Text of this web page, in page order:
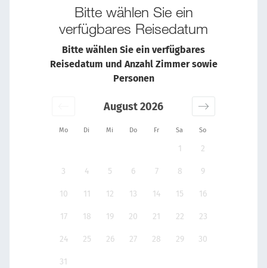
Bitte wählen Sie ein
verfügbares Reisedatum
Bitte wählen Sie ein verfügbares
Reisedatum und Anzahl Zimmer sowie
Personen
Mo Di Mi Do Fr Sa So
August 2026
1 2
3 4 5 6 7 8 9
10 11 12 13 14 15 16
17 18 19 20 21 22 23
24 25 26 27 28 29 30
31